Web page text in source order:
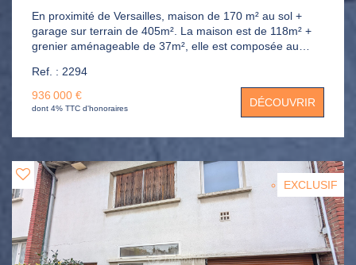
En proximité de Versailles, maison de 170 m² au sol +
garage sur terrain de 405m². La maison est de 118m² +
grenier aménageable de 37m², elle est composée au
espace repas donnant sur jardin exposé SUD et OUEST.
A l'étage : 3 chambres, salle de bains et combles à
aménager. Sous-sol total avec garage, buanderie,
chambre. Grand jardin avec une dépendance de 40m². et
une place de parking extérieur. Les Superficies : - RDC
Dépendance 40m²
Ref. : 2294
936 000 €
dont 4% TTC d'honoraires DÉCOUVRIR
EXCLUSIF